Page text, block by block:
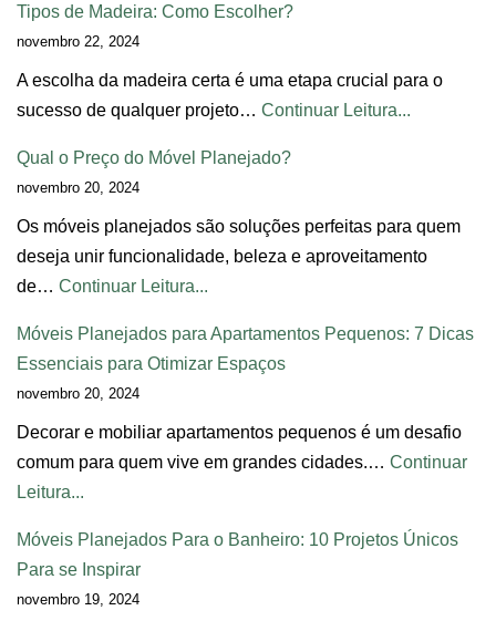
Tipos de Madeira: Como Escolher?
novembro 22, 2024
A escolha da madeira certa é uma etapa crucial para o
sucesso de qualquer projeto… Continuar Leitura...
Qual o Preço do Móvel Planejado?
novembro 20, 2024
Os móveis planejados são soluções perfeitas para quem
deseja unir funcionalidade, beleza e aproveitamento
de… Continuar Leitura...
Móveis Planejados para Apartamentos Pequenos: 7 Dicas
Essenciais para Otimizar Espaços
novembro 20, 2024
Decorar e mobiliar apartamentos pequenos é um desafio
comum para quem vive em grandes cidades.… Continuar
Leitura...
Móveis Planejados Para o Banheiro: 10 Projetos Únicos
Para se Inspirar
novembro 19, 2024